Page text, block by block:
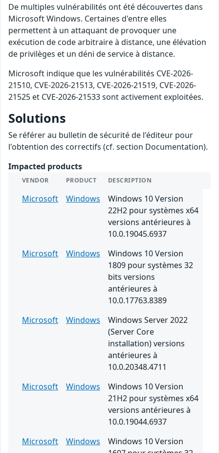
De multiples vulnérabilités ont été découvertes dans
Microsoft Windows. Certaines d'entre elles
permettent à un attaquant de provoquer une
exécution de code arbitraire à distance, une élévation
de privilèges et un déni de service à distance.
Microsoft indique que les vulnérabilités CVE-2026-
21510, CVE-2026-21513, CVE-2026-21519, CVE-2026-
21525 et CVE-2026-21533 sont activement exploitées.
Solutions
Se référer au bulletin de sécurité de l'éditeur pour
l'obtention des correctifs (cf. section Documentation).
Impacted products
VENDOR PRODUCT DESCRIPTION
Microsoft Windows
Windows 10 Version
22H2 pour systèmes x64
versions antérieures à
10.0.19045.6937
Microsoft
Windows
Windows 10 Version
1809 pour systèmes 32
bits versions
antérieures à
10.0.17763.8389
Microsoft
Windows
Windows Server 2022
(Server Core
installation) versions
antérieures à
10.0.20348.4711
Microsoft
Windows
Windows 10 Version
21H2 pour systèmes x64
versions antérieures à
10.0.19044.6937
Microsoft
Windows
Windows 10 Version